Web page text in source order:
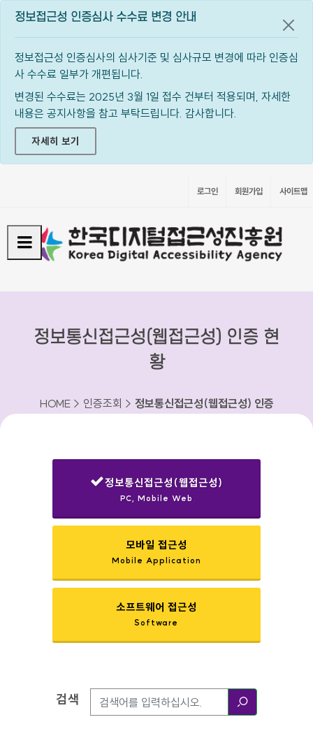
정보접근성 인증심사 수수료 변경 안내
정보접근성 인증심사의 심사기준 및 심사규모 변경에 따라 인증심
사 수수료 일부가 개편됩니다.
변경된 수수료는 2025년 3월 1일 접수 건부터 적용되며, 자세한
내용은 공지사항을 참고 부탁드립니다. 감사합니다.
자세히 보기
공지
로그인 회원가입 사이트맵
정보통신접근성(웹접근성) 인증 현
황
HOME > 인증조회 > 정보통신접근성(웹접근성) 인증
정보통신접근성(웹접근성)
PC, Mobile Web
모바일 접근성
Mobile Application
소프트웨어 접근성
Software
검색옵션
검색